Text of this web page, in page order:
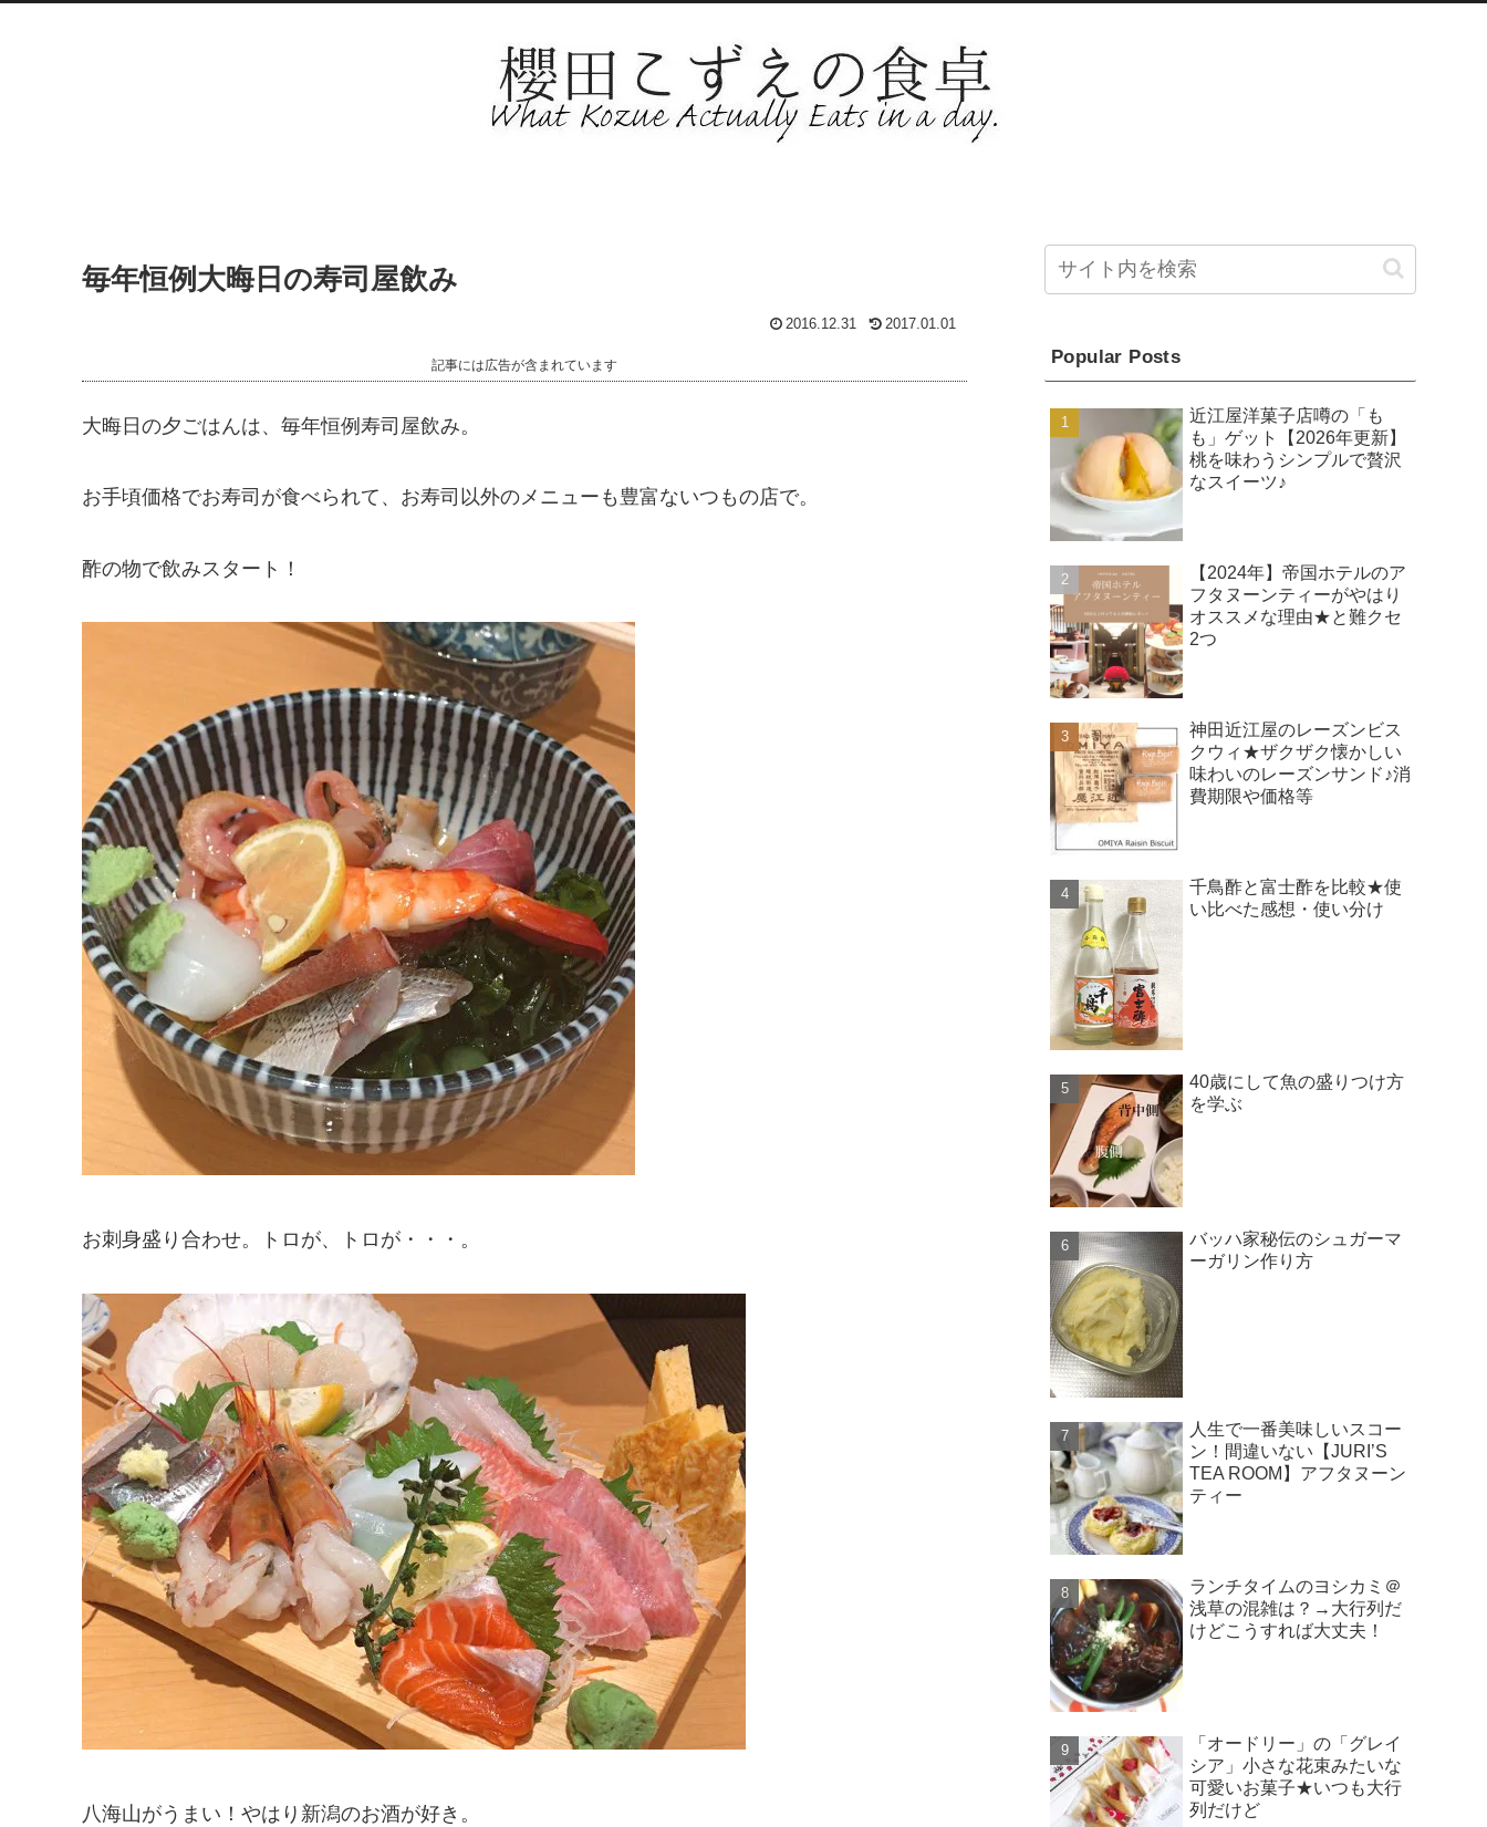
毎年恒例大晦日の寿司屋飲み
2016.12.31 2017.01.01
記事には広告が含まれています
大晦日の夕ごはんは、毎年恒例寿司屋飲み。
お手頃価格でお寿司が食べられて、お寿司以外のメニューも豊富ないつもの店で。
酢の物で飲みスタート！
お刺身盛り合わせ。トロが、トロが・・・。
八海山がうまい！やはり新潟のお酒が好き。
Popular Posts
近江屋洋菓子店噂の「も
も」ゲット【2026年更新】
桃を味わうシンプルで贅沢
なスイーツ♪
【2024年】帝国ホテルのア
フタヌーンティーがやはり
オススメな理由★と難クセ
2つ
神田近江屋のレーズンビス
クウィ★ザクザク懐かしい
味わいのレーズンサンド♪消
費期限や価格等
千鳥酢と富士酢を比較★使
い比べた感想・使い分け
40歳にして魚の盛りつけ方
を学ぶ
バッハ家秘伝のシュガーマ
ーガリン作り方
人生で一番美味しいスコー
ン！間違いない【JURI’S
TEA ROOM】アフタヌーン
ティー
ランチタイムのヨシカミ＠
浅草の混雑は？→大行列だ
けどこうすれば大丈夫！
「オードリー」の「グレイ
シア」小さな花束みたいな
可愛いお菓子★いつも大行
列だけど